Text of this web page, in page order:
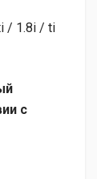
/ 1.8i / ti
с